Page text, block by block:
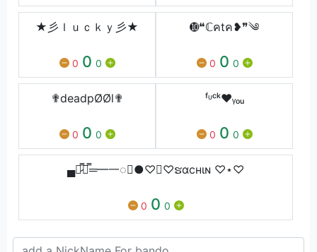
★彡ｌｕｃｋｙ彡★
0 0 0
➓❝ℂคtค❥❞༄
0 0 0
✟deadpØØl✟
0 0 0
ᶠᶸᶜᵏ♥ᵧₒᵤ
0 0 0
▄︻̷̿┻̿═━一◌⑅●♡⋆♡ຮαcнιɴ ♡⋆♡
0 0 0